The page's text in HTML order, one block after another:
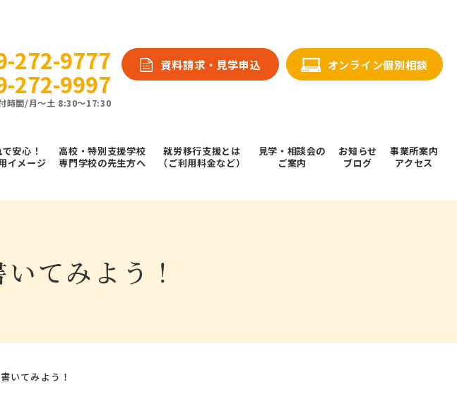
272-9777
272-9997
時間/⽉〜⼟ 8:30～17:30
資料請求・⾒学申込 オンライン個別相談
安⼼！
イメージ
高校・特別支援学校
専門学校の先生方へ
就労移行支援とは
（ご利用料金など）
⾒学・相談会の
ご案内
お知らせ
ブログ
事業所案内
アクセス
てみよう！
いてみよう！